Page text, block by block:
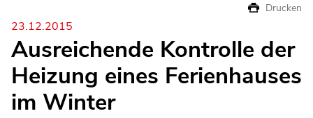
Drucken
23.12.2015
Ausreichende Kontrolle der
Heizung eines Ferienhauses
im Winter